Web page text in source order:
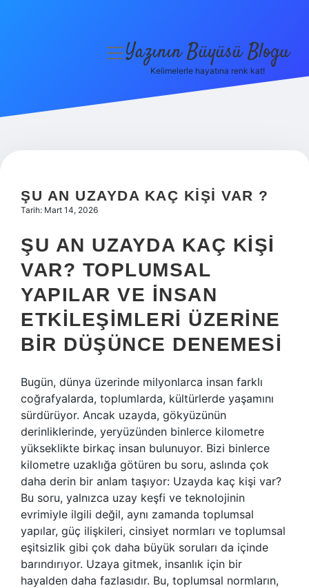
Hakkımızda
menüyü
Yazının Büyüsü Blogu
Kelimelerle hayatına renk kat!
ŞU AN UZAYDA KAÇ KIŞI VAR ?
Tarih: Mart 14, 2026
ŞU AN UZAYDA KAÇ KIŞI
VAR? TOPLUMSAL
YAPILAR VE İNSAN
ETKILEŞIMLERI ÜZERINE
BIR DÜŞÜNCE DENEMESI
Bugün, dünya üzerinde milyonlarca insan farklı
coğrafyalarda, toplumlarda, kültürlerde yaşamını
sürdürüyor. Ancak uzayda, gökyüzünün
derinliklerinde, yeryüzünden binlerce kilometre
yükseklikte birkaç insan bulunuyor. Bizi binlerce
kilometre uzaklığa götüren bu soru, aslında çok
daha derin bir anlam taşıyor: Uzayda kaç kişi var?
Bu soru, yalnızca uzay keşfi ve teknolojinin
evrimiyle ilgili değil, aynı zamanda toplumsal
yapılar, güç ilişkileri, cinsiyet normları ve toplumsal
eşitsizlik gibi çok daha büyük soruları da içinde
barındırıyor. Uzaya gitmek, insanlık için bir
hayalden daha fazlasıdır. Bu, toplumsal normların,